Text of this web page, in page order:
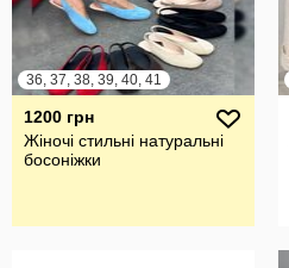
36, 37, 38, 39, 40, 41
1200 грн
Жіночі стильні натуральні
босоніжки